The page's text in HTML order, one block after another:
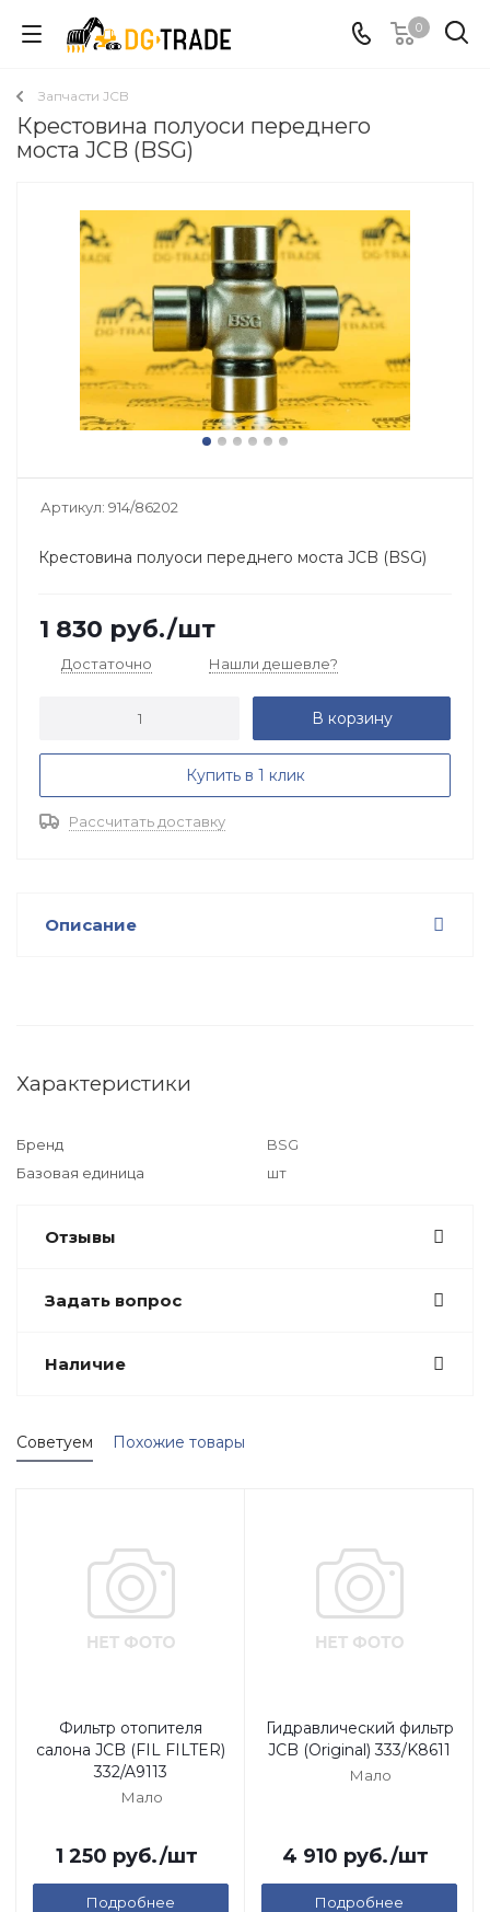
0
Запчасти JCB
Крестовина полуоси переднего
моста JCB (BSG)
Артикул: 914/86202
Крестовина полуоси переднего моста JCB (BSG)
1 830 руб./шт
Достаточно Нашли дешевле?
В корзину
Купить в 1 клик
Рассчитать доставку
Описание
Характеристики
Бренд
BSG
Базовая единица
шт
Отзывы
Задать вопрос
Наличие
Советуем Похожие товары
Фильтр отопителя
салона JCB (FIL FILTER)
332/A9113
Мало
1 250 руб./шт
Подробнее
Гидравлический фильтр
JCB (Original) 333/K8611
Мало
4 910 руб./шт
Подробнее